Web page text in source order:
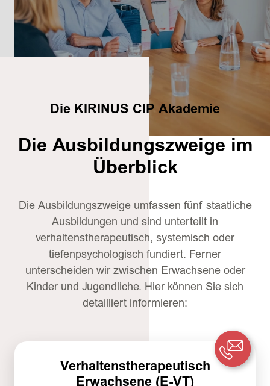
Die KIRINUS CIP Akademie
Die Ausbildungszweige im
Überblick
Die Ausbildungszweige umfassen fünf staatliche
Ausbildungen und sind unterteilt in
verhaltenstherapeutisch, systemisch oder
tiefenpsychologisch fundiert. Ferner
unterscheiden wir zwischen Erwachsene oder
Kinder und Jugendliche. Hier können Sie sich
detailliert informieren:
Verhaltenstherapeutisch
Erwachsene (E-VT)